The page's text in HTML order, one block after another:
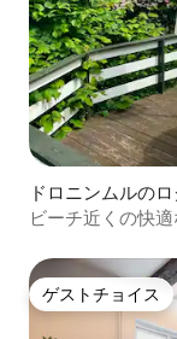
ドロニンムルの
ビーチ近くの快
ゲストチョイス
ゲストチョイス